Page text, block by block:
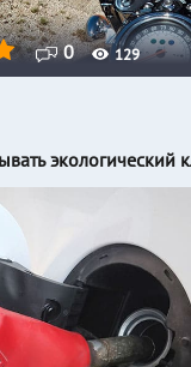
0 129
экологический